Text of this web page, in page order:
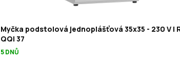
Myčka podstolová jednoplášťová 35x35 - 230 V |
QQI 37
5 DNŮ